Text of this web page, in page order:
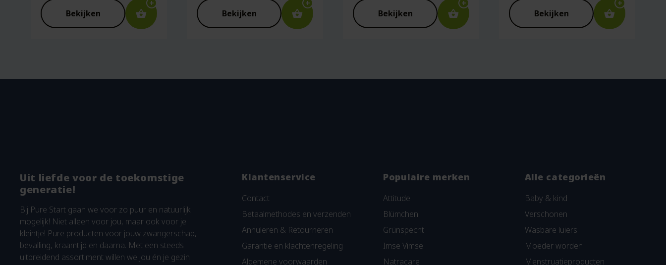
Bekijken Bekijken Bekijken Bekijken
Uit liefde voor de toekomstige
generatie!
Bij Pure Start gaan we voor zo puur en natuurlijk
mogelijk! Niet alleen voor jou, maar ook voor je
kleintje! Pure producten voor jouw zwangerschap,
bevalling, kraamtijd en daarna. Met een steeds
uitbreidend assortiment willen we jou én je gezin
Klantenservice
Contact
Betaalmethodes en verzenden
Annuleren & Retourneren
Garantie en klachtenregeling
Algemene voorwaarden
Populaire merken
Attitude
Blümchen
Grünspecht
Imse Vimse
Natracare
Alle categorieën
Baby & kind
Verschonen
Wasbare luiers
Moeder worden
Menstruatieproducten